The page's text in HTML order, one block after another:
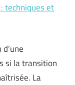
techniques et
si la transition
La